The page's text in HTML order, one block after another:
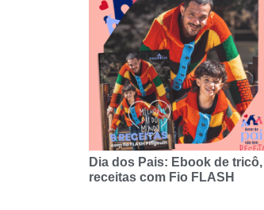
Dia dos Pais: Ebook de tricô,
receitas com Fio FLASH